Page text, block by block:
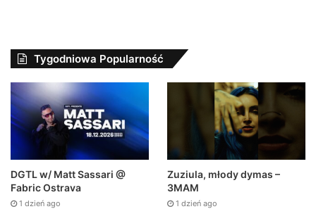
Tygodniowa Popularność
DGTL w/ Matt Sassari @
Fabric Ostrava
1 dzień ago
Zuziula, młody dymas –
3MAM
1 dzień ago